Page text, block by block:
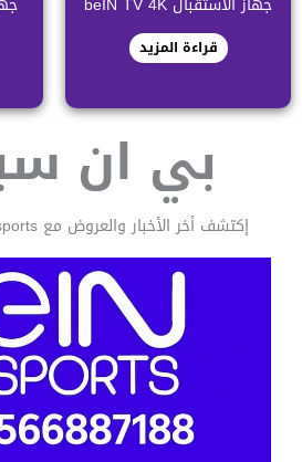
قراءة المزيد
بي ان
إكتشف أخر الأخبار والعروض مع bein sports في السعودية